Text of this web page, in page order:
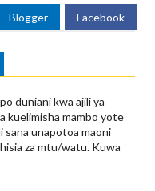
Blogger Facebook
duniani kwa ajili ya
kuelimisha mambo yote
sana unapotoa maoni
za mtu/watu. Kuwa